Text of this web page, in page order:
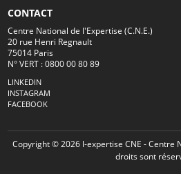
CONTACT
Centre National de l'Expertise (C.N.E.)
20 rue Henri Regnault
75014 Paris
N° VERT : 0800 00 80 89
LINKEDIN
INSTAGRAM
FACEBOOK
Copyright © 2026 l-expertise CNE - Centre
droits sont